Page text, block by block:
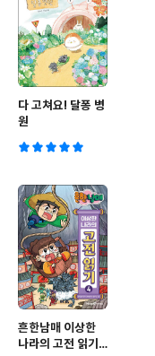
다 고쳐요! 달퐁 병
원
흔한남매 이상한
나라의 고전 읽기